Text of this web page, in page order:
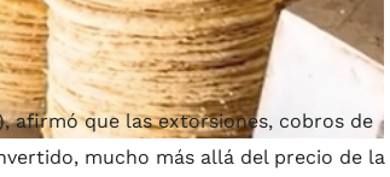
afirmó que las extorsiones, cobros de
mucho más allá del precio de la